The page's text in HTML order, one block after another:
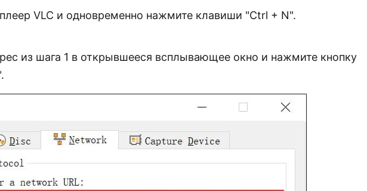
VLC и одновременно нажмите клавиши "Ctrl + N".
из шага 1 в открывшееся всплывающее окно и нажмите кнопку